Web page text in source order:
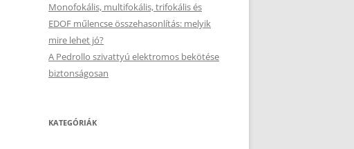
Monofokális, multifokális, trifokális és
EDOF műlencse összehasonlítás: melyik
mire lehet jó?
A Pedrollo szivattyú elektromos bekötése
biztonságosan
KATEGÓRIÁK